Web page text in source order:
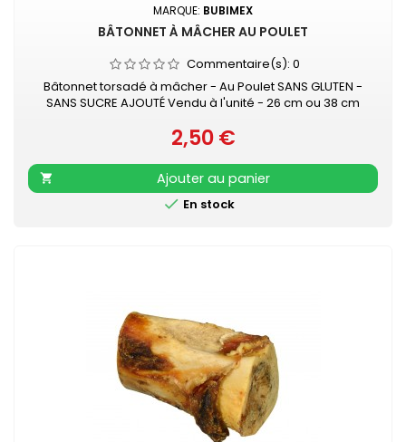
MARQUE: BUBIMEX
BÂTONNET À MÂCHER AU POULET
Commentaire(s): 0
Bâtonnet torsadé à mâcher - Au Poulet SANS GLUTEN -
SANS SUCRE AJOUTÉ Vendu à l'unité - 26 cm ou 38 cm
Prix
2,50 €

Ajouter au panier
 En stock